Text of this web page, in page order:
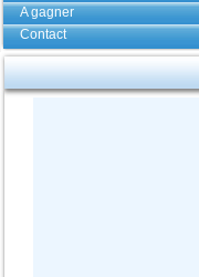
A gagner
Contact